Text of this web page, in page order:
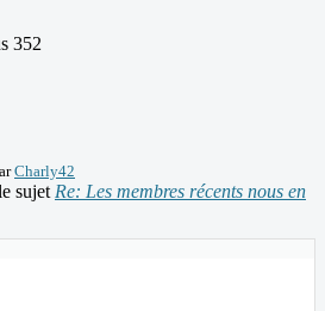
352
Charly42
sujetRe: Les membres récents nous en